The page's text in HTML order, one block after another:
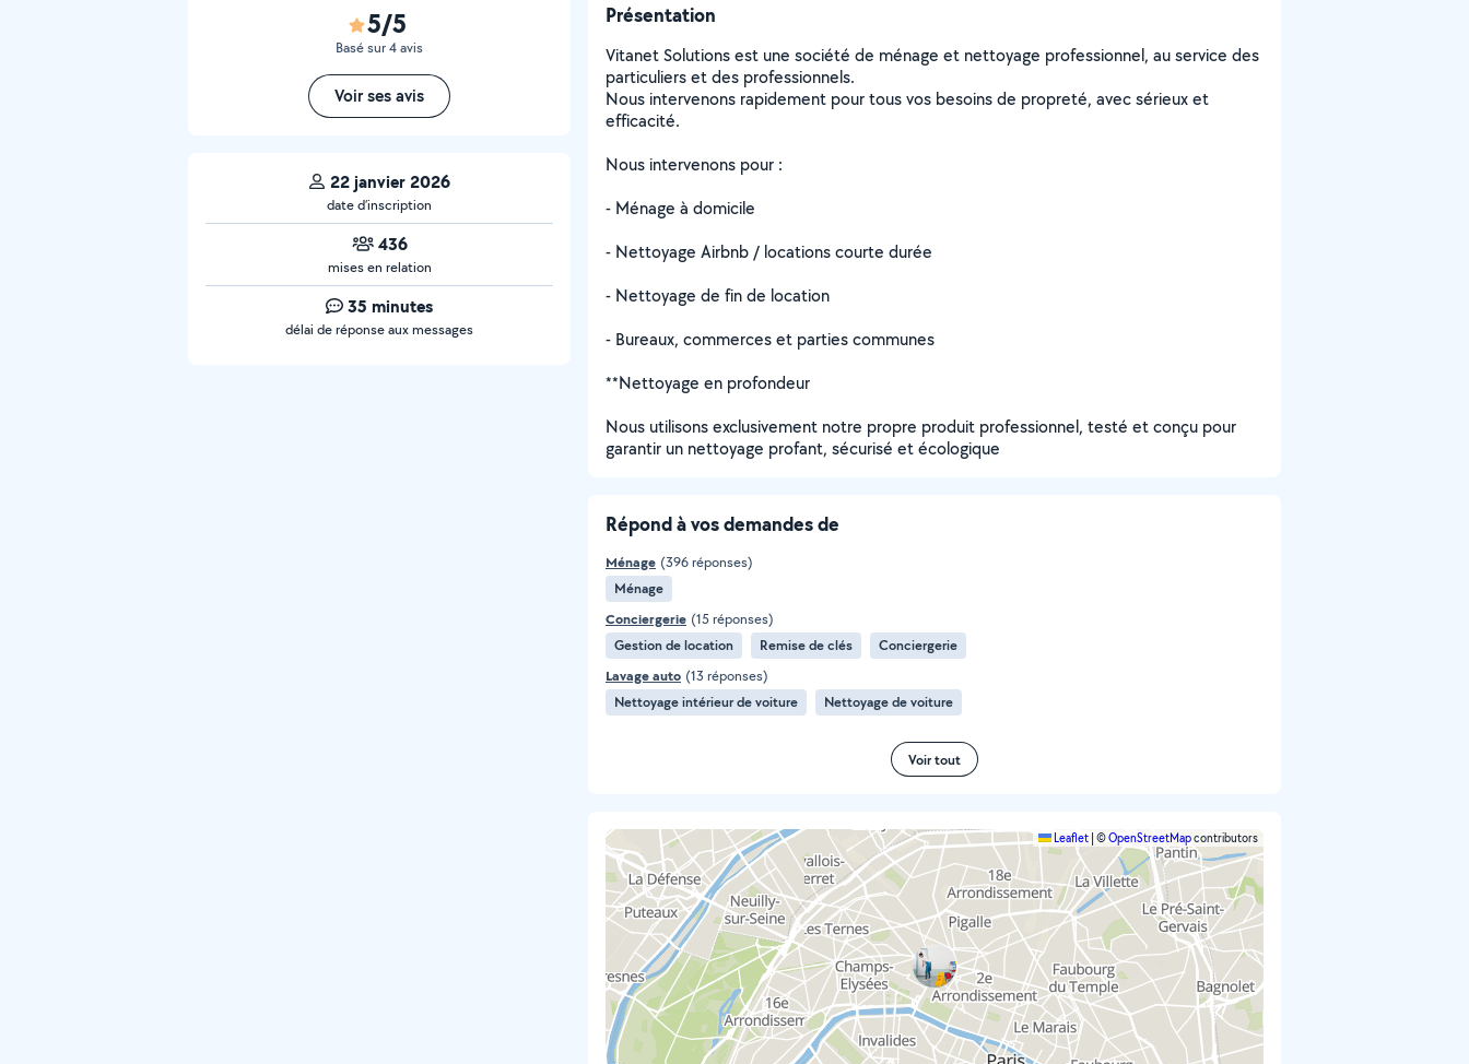
5/5
Basé sur 4 avis
Voir ses avis
22 janvier 2026
date d’inscription
436
mises en relation
35 minutes
délai de réponse aux messages
Présentation
Vitanet Solutions est une société de ménage et nettoyage professionnel, au service des
particuliers et des professionnels.
Nous intervenons rapidement pour tous vos besoins de propreté, avec sérieux et
efficacité.
Nous intervenons pour :
- Ménage à domicile
- Nettoyage Airbnb / locations courte durée
- Nettoyage de fin de location
- Bureaux, commerces et parties communes
**Nettoyage en profondeur
Nous utilisons exclusivement notre propre produit professionnel, testé et conçu pour
garantir un nettoyage profant, sécurisé et écologique
Répond à vos demandes de
Ménage (396 réponses)
Ménage
Conciergerie (15 réponses)
Gestion de location
Remise de clés
Conciergerie
Lavage auto (13 réponses)
Nettoyage intérieur de voiture
Nettoyage de voiture
Voir tout
Leaflet ©OpenStreetMapcontributors